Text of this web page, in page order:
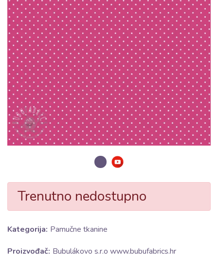
Trenutno nedostupno
Kategorija: Pamučne tkanine
Proizvođač: Bubulákovo s.r.o www.bubufabrics.hr